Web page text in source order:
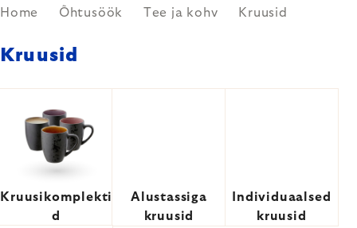
Home Õhtusöök Tee ja kohv Kruusid
Kruusid
Kruusikomplekti
d
Alustassiga
kruusid
Individuaalsed
kruusid